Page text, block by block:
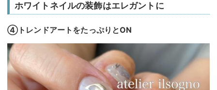
ホワイトネイルの装飾はエレガントに
④トレンドアートをたっぷりとON